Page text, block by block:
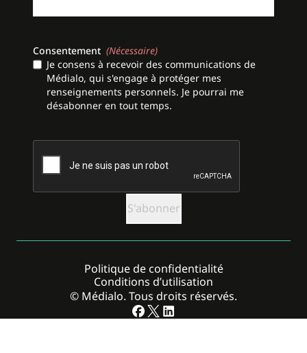
Consentement (Nécessaire)
Je consens à recevoir des communications de
Médialo, qui s'engage à protéger mes
renseignements personnels. Je pourrai me
désabonner en tout temps.
CAPTCHA
© Médialo. Tous droits réservés.
Politique de confidentialité
Conditions d’utilisation